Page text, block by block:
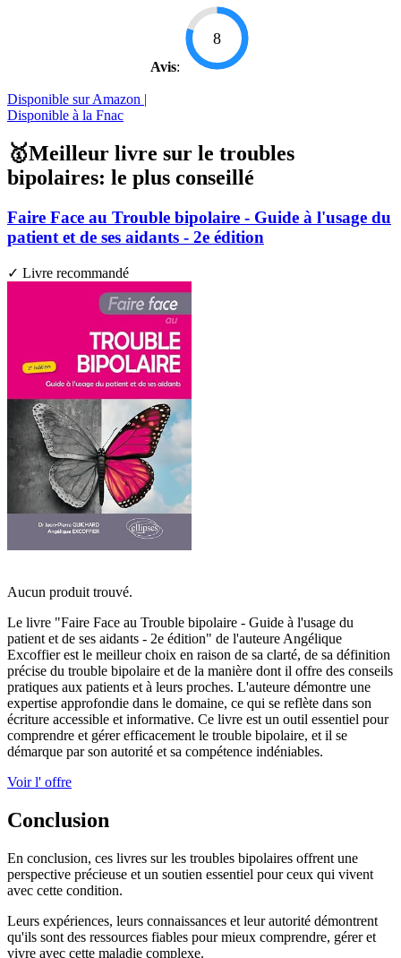
Avis:
8
Disponible sur Amazon |
Disponible à la Fnac
🥇Meilleur livre sur le troubles
bipolaires: le plus conseillé
Faire Face au Trouble bipolaire - Guide à l'usage du
patient et de ses aidants - 2e édition
✓ Livre recommandé
Aucun produit trouvé.
Le livre "Faire Face au Trouble bipolaire - Guide à l'usage du
patient et de ses aidants - 2e édition" de l'auteure Angélique
Excoffier est le meilleur choix en raison de sa clarté, de sa définition
précise du trouble bipolaire et de la manière dont il offre des conseils
pratiques aux patients et à leurs proches. L'auteure démontre une
expertise approfondie dans le domaine, ce qui se reflète dans son
écriture accessible et informative. Ce livre est un outil essentiel pour
comprendre et gérer efficacement le trouble bipolaire, et il se
démarque par son autorité et sa compétence indéniables.
Voir l' offre
Conclusion
En conclusion, ces livres sur les troubles bipolaires offrent une
perspective précieuse et un soutien essentiel pour ceux qui vivent
avec cette condition.
Leurs expériences, leurs connaissances et leur autorité démontrent
qu'ils sont des ressources fiables pour mieux comprendre, gérer et
vivre avec cette maladie complexe.